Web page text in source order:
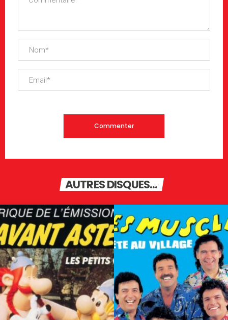
AUTRES DISQUES...